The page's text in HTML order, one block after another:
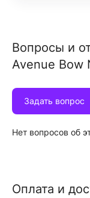
Вопросы и
Avenue Bow
Задать вопрос
Нет вопросов об
Оплата и